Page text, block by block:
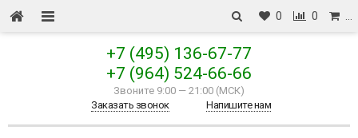
0 0
+7 (495) 136-67-77
+7 (964) 524-66-66
Звоните 9:00 — 21:00 (МСК)
Заказать звонок
Напишите нам